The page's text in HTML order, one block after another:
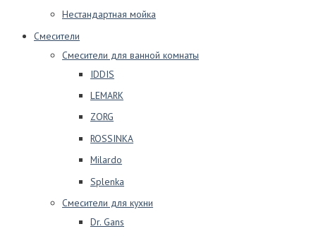
Нестандартная мойка
Смесители
Смесители для ванной комнаты
IDDIS
LEMARK
ZORG
ROSSINKA
Milardo
Splenka
Смесители для кухни
Dr. Gans